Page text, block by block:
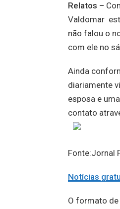
Relatos –
Valdomar
não falou o
com ele no
Ainda
diariamente
esposa e
contato
Fonte:Jornal
Notícias
O formato